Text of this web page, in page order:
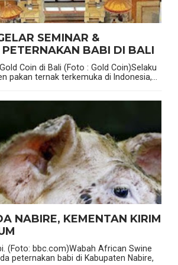
SEMINAR &
BABI DI BALI
Coin di Bali (Foto : Gold Coin)Selaku
pakan ternak terkemuka di Indonesia,...
NABIRE, KEMENTAN KIRIM
(Foto: bbc.com)Wabah African Swine
peternakan babi di Kabupaten Nabire,